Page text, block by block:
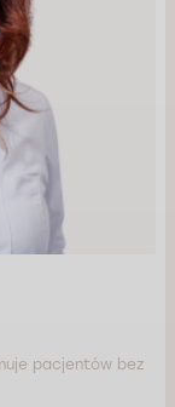
pacjentów bez